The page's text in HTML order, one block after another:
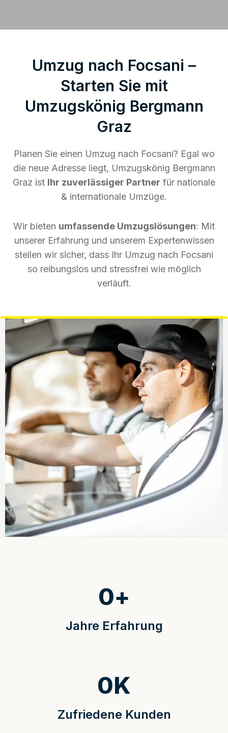
Umzug nach Focsani –
Starten Sie mit
Umzugskönig Bergmann
Graz
Planen Sie einen Umzug nach Focsani? Egal wo
die neue Adresse liegt, Umzugskönig Bergmann
Graz ist Ihr zuverlässiger Partner für nationale
& internationale Umzüge.
Wir bieten umfassende Umzugslösungen: Mit
unserer Erfahrung und unserem Expertenwissen
stellen wir sicher, dass Ihr Umzug nach Focsani
so reibungslos und stressfrei wie möglich
verläuft.
Jahre Erfahrung
0+
Zufriedene Kunden
0K